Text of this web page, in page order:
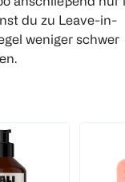
du zu Leave-in-
weniger schwer